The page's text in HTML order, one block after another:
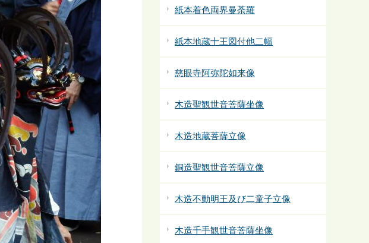
紙本着色両界曼荼羅
紙本地蔵十王図付他二幅
慈眼寺阿弥陀如来像
木造聖観世音菩薩坐像
木造地蔵菩薩立像
銅造聖観世音菩薩立像
木造不動明王及び二童子立像
木造千手観世音菩薩坐像